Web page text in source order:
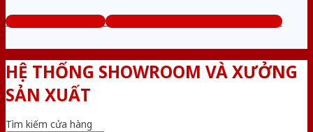
www.cuanhuago.com Tổng đài tư vấn miễn phí: 0824.400.400
HỆ THỐNG SHOWROOM VÀ XƯỞNG
SẢN XUẤT
Tìm kiếm cửa hàng